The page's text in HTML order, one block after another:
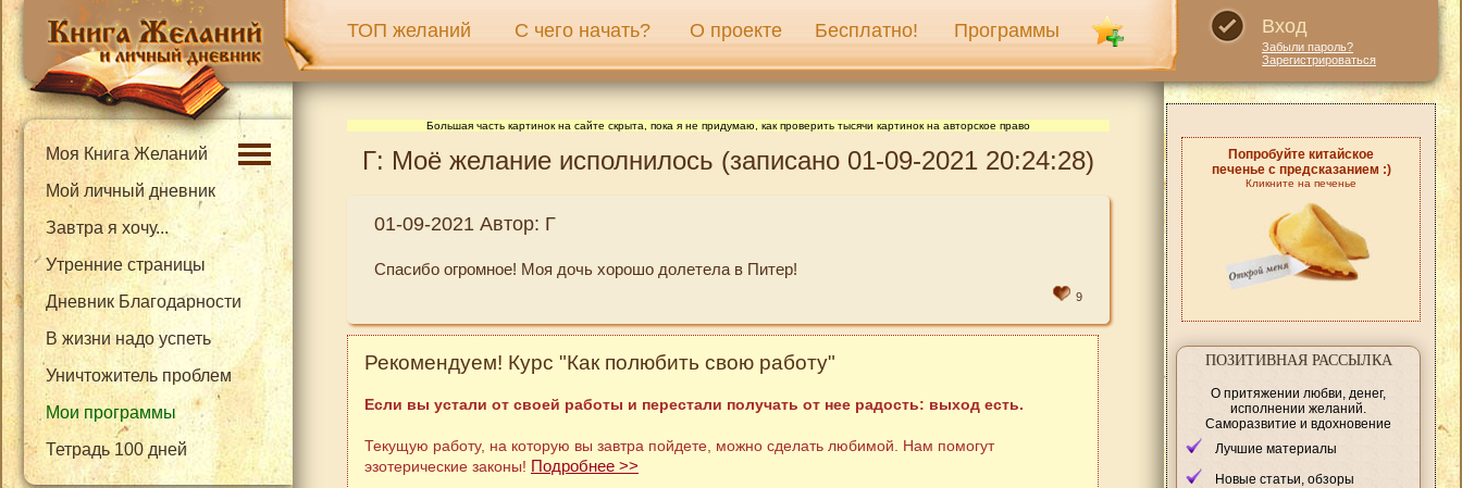
ТОП желаний С чего начать? О проекте Бесплатно! Программы Вход
Забыли пароль?
Зарегистрироваться
Моя Книга Желаний
Мой личный дневник
Завтра я хочу...
Утренние страницы
Дневник Благодарности
В жизни надо успеть
Уничтожитель проблем
Мои программы
Тетрадь 100 дней
Большая часть картинок на сайте скрыта, пока я не придумаю, как проверить тысячи картинок на авторское право
Г: Моё желание исполнилось (записано 01-09-2021 20:24:28)
01-09-2021 Автор: Г
Спасибо огромное! Моя дочь хорошо долетела в Питер!
9
Рекомендуем! Курс "Как полюбить свою работу"
Если вы устали от своей работы и перестали получать от нее радость: выход есть.
Текущую работу, на которую вы завтра пойдете, можно сделать любимой. Нам помогут
эзотерические законы! Подробнее >>
Попробуйте китайское
печенье с предсказанием :)
Кликните на печенье
ПОЗИТИВНАЯ РАССЫЛКА
О притяжении любви, денег,
исполнении желаний.
Саморазвитие и вдохновение
Лучшие материалы
Новые статьи, обзоры